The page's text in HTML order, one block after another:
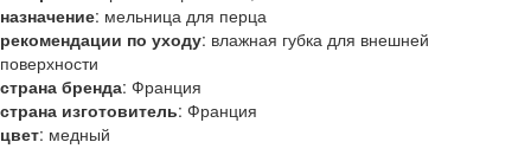
назначение: мельница для перца
рекомендации по уходу: влажная губка для внешней
поверхности
страна бренда: Франция
страна изготовитель: Франция
цвет: медный